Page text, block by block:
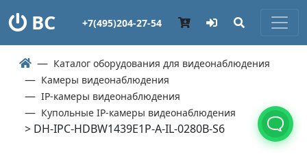
ВС +7(495)204-27-54
Каталог оборудования для видеонаблюдения
Камеры видеонаблюдения
IP-камеры видеонаблюдения
Купольные IP-камеры видеонаблюдения
> DH-IPC-HDBW1439E1P-A-IL-0280B-S6